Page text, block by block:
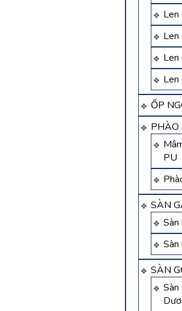
Len
Len
Len
Len
ỐP
PHÀO
PU
SÀN
Sàn
SÀN